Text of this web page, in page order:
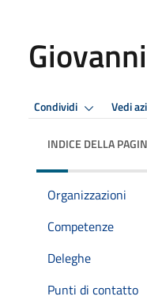
Condividi Vedi
INDICE DELLA
Organizzazioni
Competenze
Deleghe
Punti di contatto